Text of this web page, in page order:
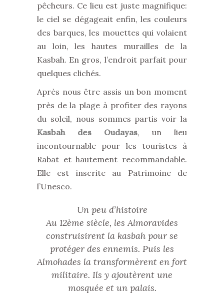
pêcheurs. Ce lieu est juste magnifique:
le ciel se dégageait enfin, les couleurs
des barques, les mouettes qui volaient
au loin, les hautes murailles de la
Kasbah. En gros, l’endroit parfait pour
quelques clichés.
Après nous être assis un bon moment
près de la plage à profiter des rayons
du soleil, nous sommes partis voir la
Kasbah des Oudayas, un lieu
incontournable pour les touristes à
Rabat et hautement recommandable.
Elle est inscrite au Patrimoine de
l’Unesco.
Un peu d’histoire
Au 12ème siècle, les Almoravides
construisirent la kasbah pour se
protéger des ennemis. Puis les
Almohades la transformèrent en fort
militaire. Ils y ajoutèrent une
mosquée et un palais.